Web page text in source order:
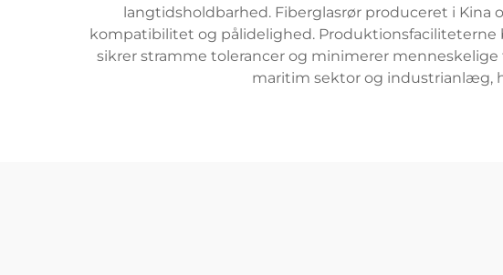
langtidsholdbarhed. Fiberglasrør produceret i Kina
kompatibilitet og pålidelighed.
sikrer stramme tolerancer og minimerer
maritim sektor og industrianlæg,